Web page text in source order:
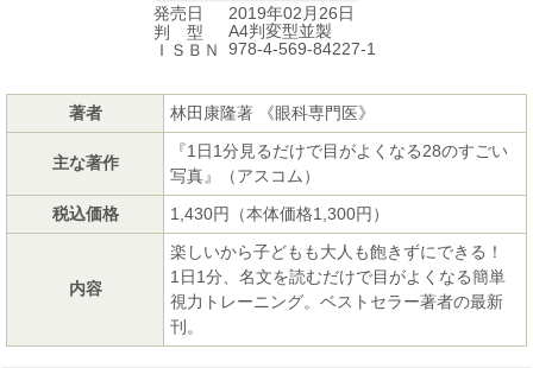
発売日
2019年02月26日
判 型
A4判変型並製
ＩＳＢＮ
978-4-569-84227-1
著者 林田康隆著 《眼科専門医》
主な著作
『1日1分見るだけで目がよくなる28のすごい
写真』（アスコム）
税込価格
1,430円（本体価格1,300円）
内容
楽しいから子どもも大人も飽きずにできる！
1日1分、名文を読むだけで目がよくなる簡単
視力トレーニング。ベストセラー著者の最新
刊。